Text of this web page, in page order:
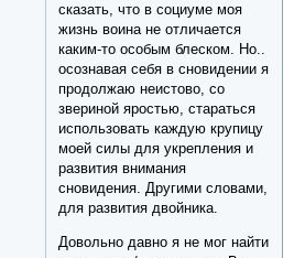
сказать, что в социуме моя
жизнь воина не отличается
каким-то особым блеском. Но..
осознавая себя в сновидении я
продолжаю неистово, со
звериной яростью, стараться
использовать каждую крупицу
моей силы для укрепления и
развития внимания
сновидения. Другими словами,
для развития двойника.
Довольно давно я не мог найти